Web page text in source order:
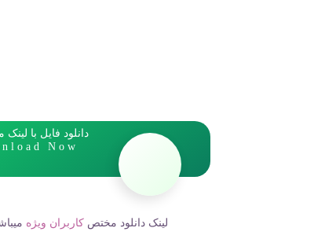
دانلود فایل با لینک
Now
لینک دانلود مختصکاربران ویژه